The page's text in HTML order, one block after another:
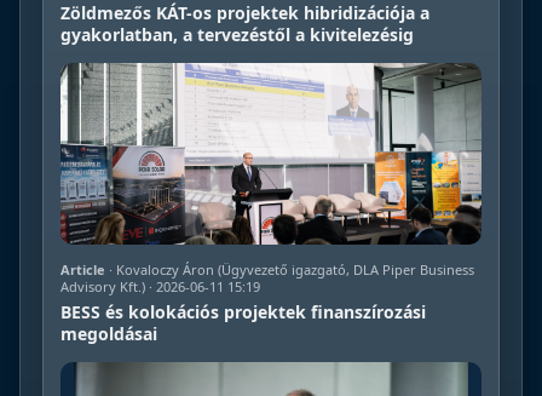
Zöldmezős KÁT-os projektek hibridizációja a
gyakorlatban, a tervezéstől a kivitelezésig
Article · Kovaloczy Áron (Ügyvezető igazgató, DLA Piper Business
Advisory Kft.) · 2026-06-11 15:19
BESS és kolokációs projektek finanszírozási
megoldásai